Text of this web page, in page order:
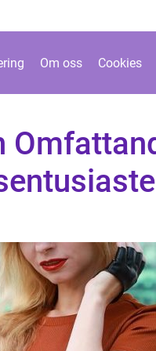
Om oss Cookies